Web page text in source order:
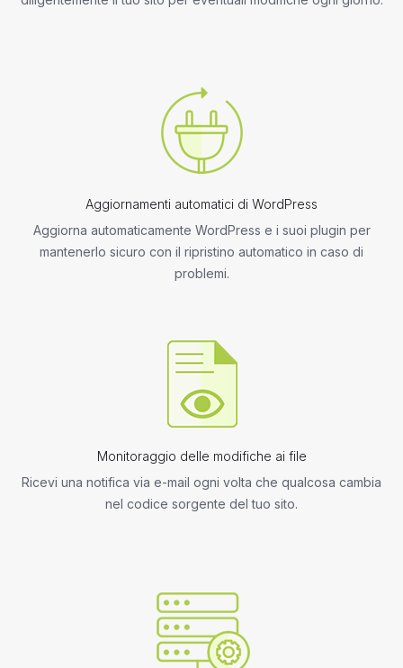
Aggiornamenti automatici di WordPress
Aggiorna automaticamente WordPress e i suoi plugin per
mantenerlo sicuro con il ripristino automatico in caso di
problemi.
Monitoraggio delle modifiche ai file
Ricevi una notifica via e-mail ogni volta che qualcosa cambia
nel codice sorgente del tuo sito.